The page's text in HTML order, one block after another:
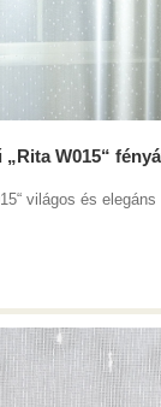
W015“
világos és